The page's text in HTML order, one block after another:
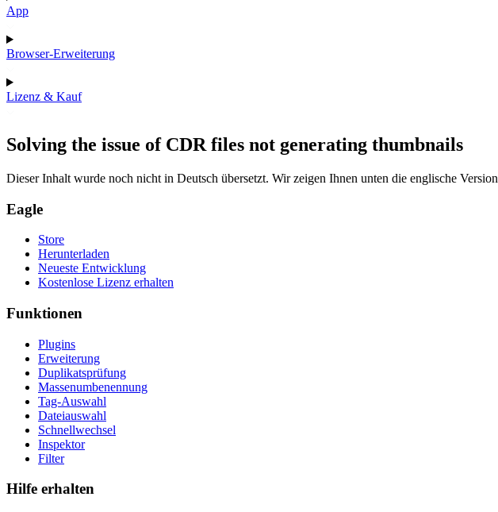
App
Browser-Erweiterung
Lizenz & Kauf
Solving the issue of CDR files not generating thumbnails
Dieser Inhalt wurde noch nicht in Deutsch übersetzt. Wir zeigen Ihnen unten die englische
Eagle
Store
Herunterladen
Neueste Entwicklung
Kostenlose Lizenz erhalten
Funktionen
Plugins
Erweiterung
Duplikatsprüfung
Massenumbenennung
Tag-Auswahl
Dateiauswahl
Schnellwechsel
Inspektor
Filter
Hilfe erhalten